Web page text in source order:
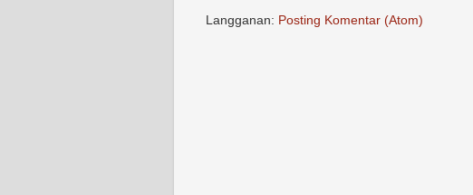
Langganan: Posting Komentar (Atom)